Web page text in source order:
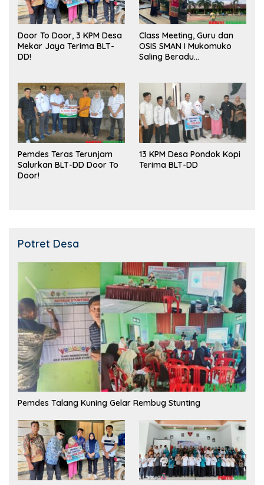
Door To Door, 3 KPM Desa
Mekar Jaya Terima BLT-
DD!
Class Meeting, Guru dan
OSIS SMAN I Mukomuko
Saling Beradu
Pemdes Teras Terunjam
Salurkan BLT-DD Door To
Door!
13 KPM Desa Pondok Kopi
Terima BLT-DD
Potret Desa
Pemdes Talang Kuning Gelar Rembug Stunting